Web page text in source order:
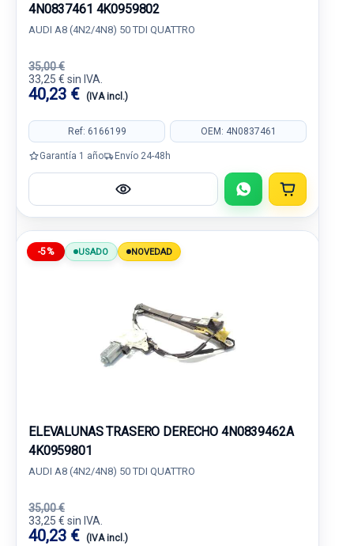
4N0837461 4K0959802
AUDI A8 (4N2/4N8) 50 TDI QUATTRO
35,00 €
33,25 € sin IVA.
40,23 € (IVA incl.)
Ref: 6166199 OEM: 4N0837461
Garantía 1 año Envío 24-48h
-5% USADO NOVEDAD
ELEVALUNAS TRASERO DERECHO 4N0839462A
4K0959801
AUDI A8 (4N2/4N8) 50 TDI QUATTRO
35,00 €
33,25 € sin IVA.
40,23 € (IVA incl.)